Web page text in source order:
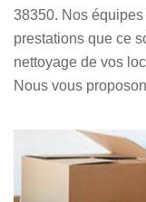
38350. Nos
prestations que ce
nettoyage de vos
Nous vous